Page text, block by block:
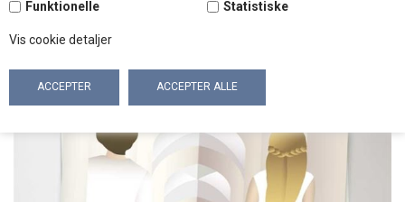
Funktionelle
Statistiske
Vis cookie detaljer